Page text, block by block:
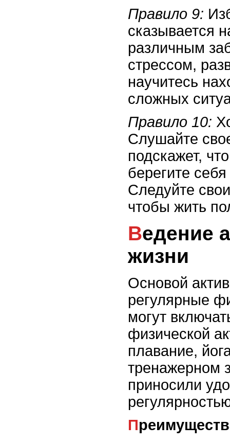
Правило 9:
сказывается
различным
стрессом,
научитесь
сложных
Правило 10:
Слушайте
подскажет,
берегите
Следуйте
чтобы жить
Ведение активного образа
жизни
Основой
регулярные
могут
физической
плавание,
тренажерном
приносили